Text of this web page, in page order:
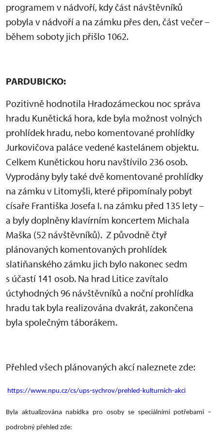
programem v nádvoří, kdy část návštěvníků
pobyla v nádvoří a na zámku přes den, část večer –
během soboty jich přišlo 1062.
PARDUBICKO:
Pozitivně hodnotila Hradozámeckou noc správa
hradu Kunětická hora, kde byla možnost volných
prohlídek hradu, nebo komentované prohlídky
Jurkovičova paláce vedené kastelánem objektu.
Celkem Kunětickou horu navštívilo 236 osob.
Vyprodány byly také dvě komentované prohlídky
na zámku v Litomyšli, které připomínaly pobyt
císaře Františka Josefa I. na zámku před 135 lety –
a byly doplněny klavírním koncertem Michala
Maška (52 návštěvníků). Z původně čtyř
plánovaných komentovaných prohlídek
slatiňanského zámku jich bylo nakonec sedm
s účastí 141 osob. Na hrad Litice zavítalo
úctyhodných 96 návštěvníků a noční prohlídka
hradu tak byla realizována dvakrát, zakončena
byla společným táborákem.
Přehled všech plánovaných akcí naleznete zde:
https://www.npu.cz/cs/ups-sychrov/prehled-kulturnich-akci
Byla aktualizována nabídka pro osoby se speciálními potřebami –
podrobný přehled zde: